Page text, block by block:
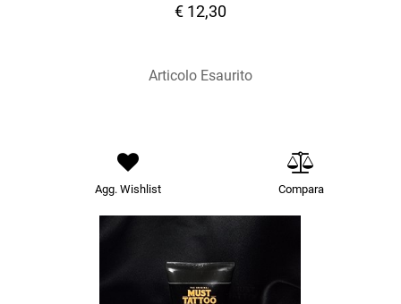
€ 12,30
Articolo Esaurito
Agg. Wishlist Compara